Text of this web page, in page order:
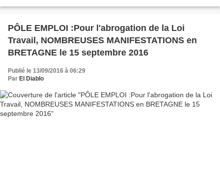
PÔLE EMPLOI :Pour l'abrogation de la Loi
Travail, NOMBREUSES MANIFESTATIONS en
BRETAGNE le 15 septembre 2016
Publié le 13/09/2016 à 06:29
Par El Diablo